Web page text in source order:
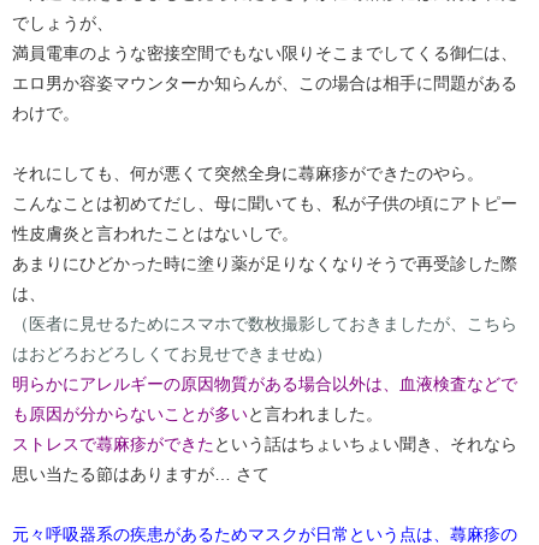
でしょうが、
満員電車のような密接空間でもない限りそこまでしてくる御仁は、
エロ男か容姿マウンターか知らんが、この場合は相手に問題がある
わけで。
それにしても、何が悪くて突然全身に蕁麻疹ができたのやら。
こんなことは初めてだし、母に聞いても、私が子供の頃にアトピー
性皮膚炎と言われたことはないしで。
あまりにひどかった時に塗り薬が足りなくなりそうで再受診した際
は、
（医者に見せるためにスマホで数枚撮影しておきましたが、こちら
はおどろおどろしくてお見せできませぬ）
明らかにアレルギーの原因物質がある場合以外は、血液検査などで
も原因が分からないことが多いと言われました。
ストレスで蕁麻疹ができたという話はちょいちょい聞き、それなら
思い当たる節はありますが… さて
元々呼吸器系の疾患があるためマスクが日常という点は、蕁麻疹の